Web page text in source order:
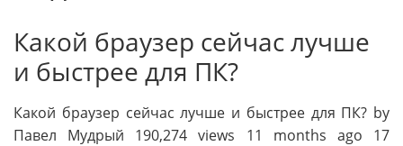
Какой браузер сейчас лучше
и быстрее для ПК?
Какой браузер сейчас лучше и быстрее для ПК? by
Павел Мудрый 190,274 views 11 months ago 17